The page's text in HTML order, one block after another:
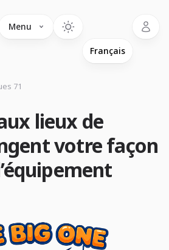
Menu
lieux de
votre façon
71